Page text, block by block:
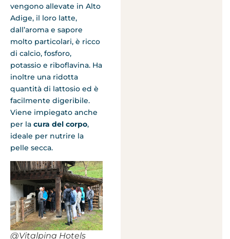
vengono allevate in Alto
Adige, il loro latte,
dall’aroma e sapore
molto particolari, è ricco
di calcio, fosforo,
potassio e riboflavina. Ha
inoltre una ridotta
quantità di lattosio ed è
facilmente digeribile.
Viene impiegato anche
per la cura del corpo,
ideale per nutrire la
pelle secca.
@Vitalpina Hotels